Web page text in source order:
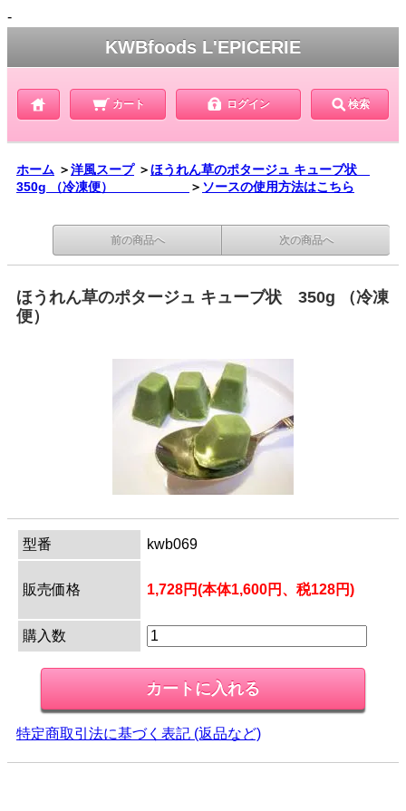
-
KWBfoods L'EPICERIE
カート ログイン 検索
ホーム ＞洋風スープ ＞ほうれん草のポタージュ キューブ状
350g （冷凍便）
＞ ソースの使用方法はこちら
前の商品へ 次の商品へ
ほうれん草のポタージュ キューブ状 350g （冷凍
便）
型番 kwb069
販売価格 1,728円(本体1,600円、税128円)
購入数
特定商取引法に基づく表記 (返品など)